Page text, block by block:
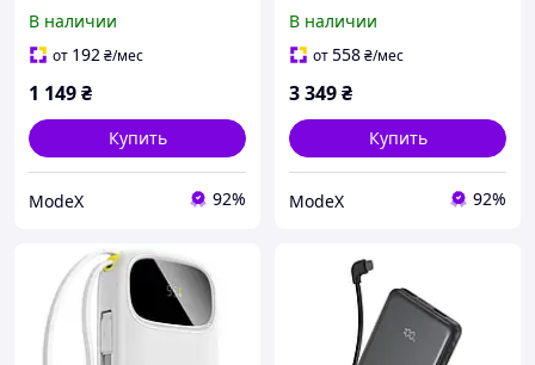
(X0020VJ17D)
В наличии
от 192₴/мес
1 149₴
Купить
ModeX 92%
В наличии
от558₴/мес
3 349₴
Купить
ModeX 92%